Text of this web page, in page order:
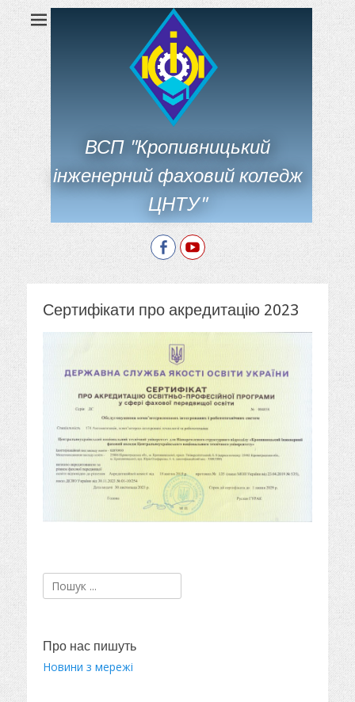
ВСП "Кропивницький
інженерний фаховий коледж
ЦНТУ"
FacebookYouTube
Сертифікати про акредитацію 2023
Пошук:
Про нас пишуть
Новини з мережі